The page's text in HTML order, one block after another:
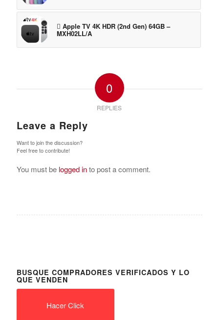
 Apple TV 4K HDR (2nd Gen) 64GB –
MXH02LL/A
0
REPLIES
Leave a Reply
Want to join the discussion?
Feel free to contribute!
You must be logged into post a comment.
BUSQUE COMPRADORES VERIFICADOS Y LO
QUE VENDEN
Hacer Click